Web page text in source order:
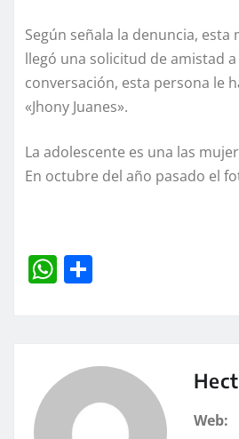
Según señala la denuncia,
llegó una solicitud de amistad
conversación, esta persona le
«Jhony Juanes».
La adolescente es una las
En octubre del año pasado el
W
A
rt Web: